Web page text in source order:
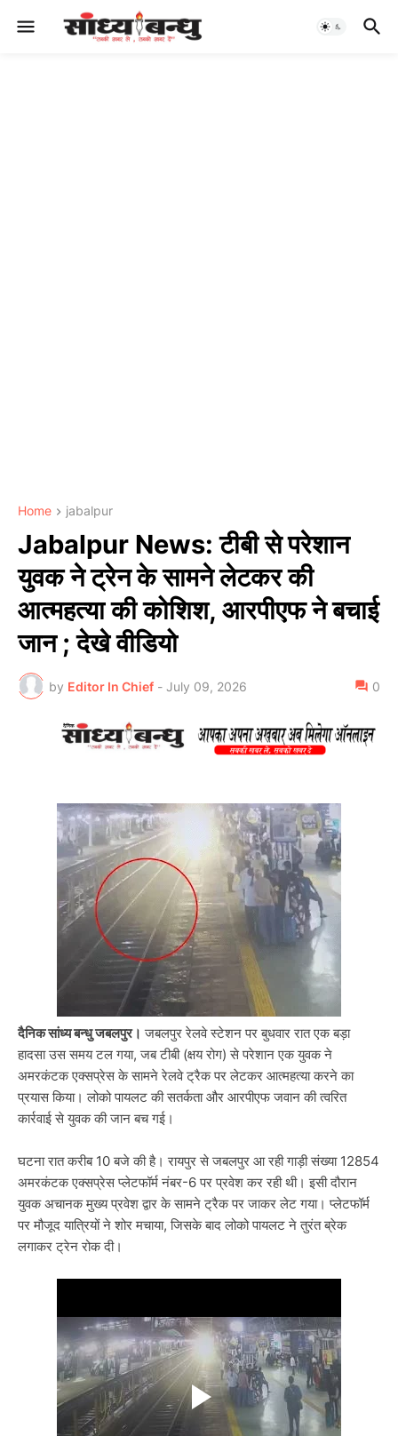
Home jabalpur
Jabalpur News: टीबी से परेशान
युवक ने ट्रेन के सामने लेटकर की
आत्महत्या की कोशिश, आरपीएफ ने बचाई
जान ; देखे वीडियो
by Editor In Chief - July 09, 2026 0
दैनिक सांध्य बन्धु जबलपुर। जबलपुर रेलवे स्टेशन पर बुधवार रात एक बड़ा
हादसा उस समय टल गया, जब टीबी (क्षय रोग) से परेशान एक युवक ने
अमरकंटक एक्सप्रेस के सामने रेलवे ट्रैक पर लेटकर आत्महत्या करने का
प्रयास किया। लोको पायलट की सतर्कता और आरपीएफ जवान की त्वरित
कार्रवाई से युवक की जान बच गई।
घटना रात करीब 10 बजे की है। रायपुर से जबलपुर आ रही गाड़ी संख्या 12854
अमरकंटक एक्सप्रेस प्लेटफॉर्म नंबर-6 पर प्रवेश कर रही थी। इसी दौरान
युवक अचानक मुख्य प्रवेश द्वार के सामने ट्रैक पर जाकर लेट गया। प्लेटफॉर्म
पर मौजूद यात्रियों ने शोर मचाया, जिसके बाद लोको पायलट ने तुरंत ब्रेक
लगाकर ट्रेन रोक दी।